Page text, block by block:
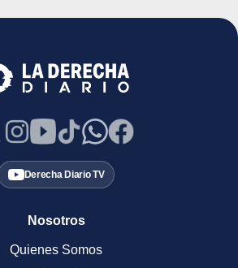
Derecha Diario TV
Nosotros
Quienes Somos